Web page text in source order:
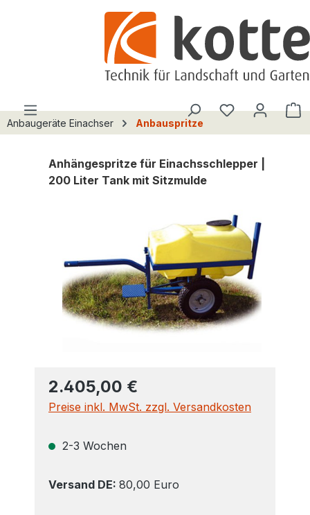
Du hast 0
Anbaugeräte Einachser Anbauspritze
Anhängespritze für Einachsschlepper |
200 Liter Tank mit Sitzmulde
2.405,00 €
Preise inkl. MwSt. zzgl. Versandkosten
2-3 Wochen
Versand DE: 80,00 Euro